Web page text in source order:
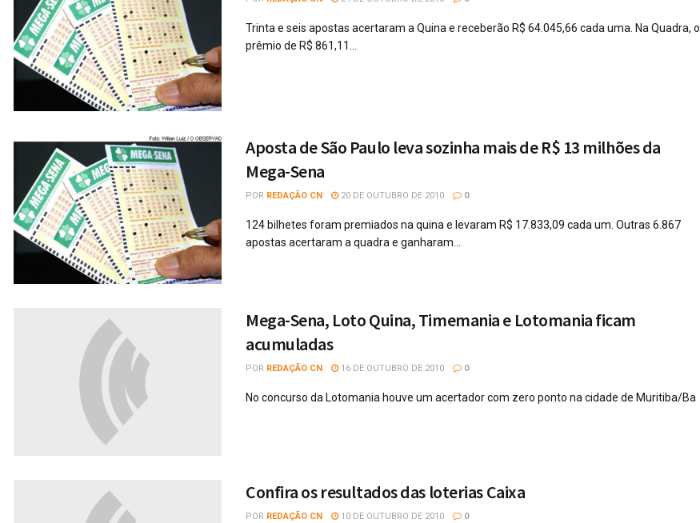
Trinta e seis apostas acertaram a Quina e receberão R$ 64.045,66 cada uma. Na Quadra, o
prêmio de R$ 861,11...
Aposta de São Paulo leva sozinha mais de R$ 13 milhões da
Mega-Sena
POR REDAÇÃO CN 20 DE OUTUBRO DE 2010 0
124 bilhetes foram premiados na quina e levaram R$ 17.833,09 cada um. Outras 6.867
apostas acertaram a quadra e ganharam...
Mega-Sena, Loto Quina, Timemania e Lotomania ficam
acumuladas
POR REDAÇÃO CN 16 DE OUTUBRO DE 2010 0
No concurso da Lotomania houve um acertador com zero ponto na cidade de Muritiba/Ba
Confira os resultados das loterias Caixa
POR REDAÇÃO CN 10 DE OUTUBRO DE 2010 0